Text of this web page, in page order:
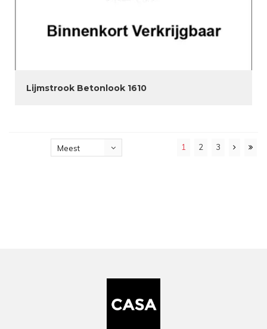
Lijmstrook Betonlook 1610
Meest
1 2 3